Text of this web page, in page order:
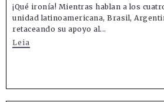
¡Qué ironía! Mientras hablan a los
unidad latinoamericana, Brasil,
retaceando su apoyo al...
Leia